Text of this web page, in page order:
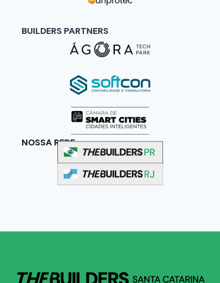
BUILDERS PARTNERS
NOSSA REDE